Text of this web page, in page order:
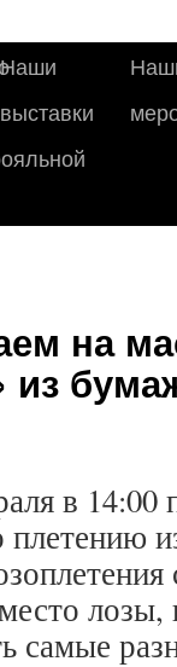
Наши
выставки
на
из
в 14:00
плетению
лозы,
самые